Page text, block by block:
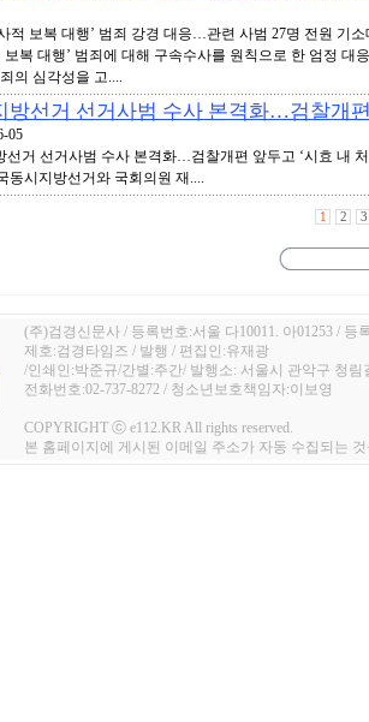
적 보복 대행’ 범죄 강경 대응…관련 사범 27명 전원 기
보복 대행’ 범죄에 대해 구속수사를 원칙으로 한 엄정 대
의 심각성을 고....
방선거 선거사범 수사 본격화…검찰개
05
방선거 선거사범 수사 본격화…검찰개편 앞두
동시지방선거와 국회의원 재....
1 2 3
(주)검경신문사 / 등록번호:서울 다10011. 아01253 / 등
제호:검경타임즈 / 발행 / 편집인:유재광
/인쇄인:박준규/간별:주간/ 발행소: 서울시 관악구 청림
전화번호:02-737-8272 / 청소년보호책임자:이보영
COPYRIGHT ⓒ e112.KR All rights reserved.
본 홈페이지에 게시된 이메일 주소가 자동 수집되는